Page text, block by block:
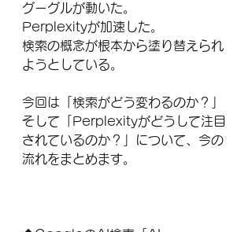
グーグルが動いた。
Perplexityが加速した。
検索の概念が根本から塗り替えられ
ようとしている。
今回は「検索がどう変わるのか？」
そして「Perplexityがどうして注目
されているのか？」について、今の
流れをまとめます。